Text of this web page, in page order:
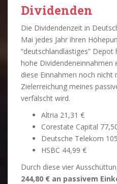
Dividenden
Die Dividendenzeit in
Mai jedes Jahr ihren
“deutschlandlastiges”
hohe Dividendeneinnahmen
diese Einnahmen noch nicht
Zielerreichung meines
verfälscht wird.
Altria 21,31 €
Corestate Capital
Deutsche Telekom
HSBC 44,99 €
Durch diese vier
244,80 € an passivem